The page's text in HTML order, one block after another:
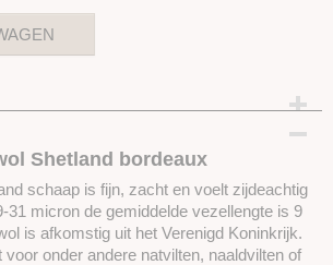
Shetland bordeaux
schaap is fijn, zacht en voelt zijdeachtig
micron de gemiddelde vezellengte is 9
is afkomstig uit het Verenigd Koninkrijk.
onder andere natvilten, naaldvilten of